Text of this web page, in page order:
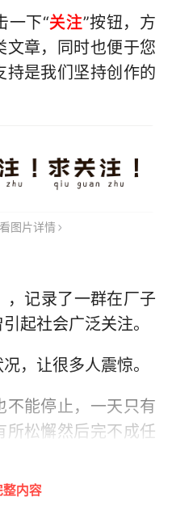
一下“关注”按钮，方
文章，同时也便于您
持是我们坚持创作的
图片详情
，记录了一群在厂子
起社会广泛关注。
，让很多人震惊。
不能停止，一天只有
所松懈然后完不成任
，将会面临扣工资，
内容